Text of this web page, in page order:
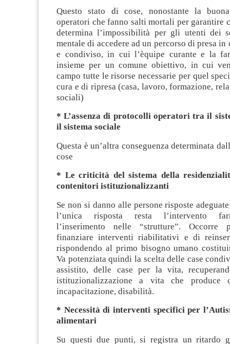
Questo stato di cose, nonostante la
operatori che fanno salti mortali per garantire
determina l’impossibilità per gli utenti dei
mentale di accedere ad un percorso di presa in
e condiviso, in cui l’èquipe curante e la
insieme per un comune obiettivo, in cui
campo tutte le risorse necessarie per quel
cura e di ripresa (casa, lavoro, formazione,
sociali)
* L’assenza di protocolli operatori tra il
il sistema sociale
Questa è un’altra conseguenza determinata
cose
* Le criticità del sistema della
contenitori istituzionalizzanti
Se non si danno alle persone risposte
l’unica risposta resta l’intervento
l’inserimento nelle “strutture”. Occorre
finanziare interventi riabilitativi e di
rispondendo al primo bisogno umano
Va potenziata quindi la scelta delle case
assistito, delle case per la vita,
istituzionalizzazione a vita che produce
incapacitazione, disabilità.
* Necessità di interventi specifici per
alimentari
Su questi due punti, si registra un ritardo